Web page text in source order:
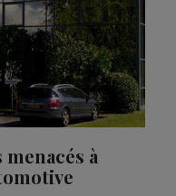
menacés à